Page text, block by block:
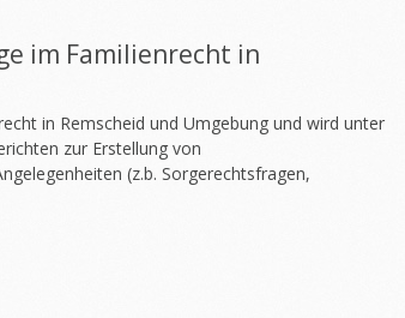
im Familienrecht in
in Remscheid und Umgebung und wird unter
zur Erstellung von
(z.b. Sorgerechtsfragen,